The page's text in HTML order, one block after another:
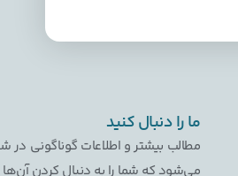
ما را دنبال کنید
مطالب بیشتر و اطلاعات گوناگونی
می‌شود که شما را به دنبال کردن